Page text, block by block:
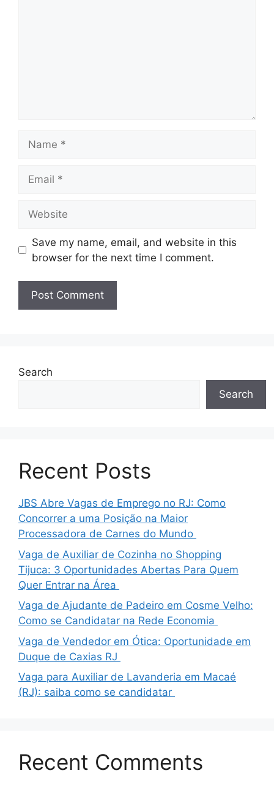
Save my name, email, and website in this
browser for the next time I comment.
Search
Search
Recent Posts
JBS Abre Vagas de Emprego no RJ: Como
Concorrer a uma Posição na Maior
Processadora de Carnes do Mundo
Vaga de Auxiliar de Cozinha no Shopping
Tijuca: 3 Oportunidades Abertas Para Quem
Quer Entrar na Área
Vaga de Ajudante de Padeiro em Cosme Velho:
Como se Candidatar na Rede Economia
Vaga de Vendedor em Ótica: Oportunidade em
Duque de Caxias RJ
Vaga para Auxiliar de Lavanderia em Macaé
(RJ): saiba como se candidatar
Recent Comments